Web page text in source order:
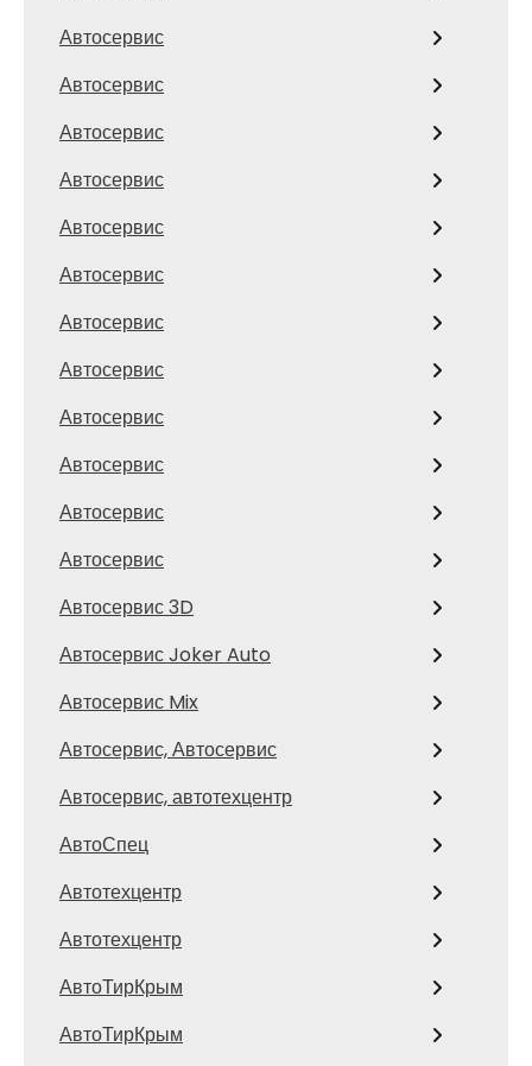
Автосервис
Автосервис
Автосервис
Автосервис
Автосервис
Автосервис
Автосервис
Автосервис
Автосервис
Автосервис
Автосервис
Автосервис
Автосервис 3D
Автосервис Joker Auto
Автосервис Mix
Автосервис, Автосервис
Автосервис, автотехцентр
АвтоСпец
Автотехцентр
Автотехцентр
АвтоТирКрым
АвтоТирКрым